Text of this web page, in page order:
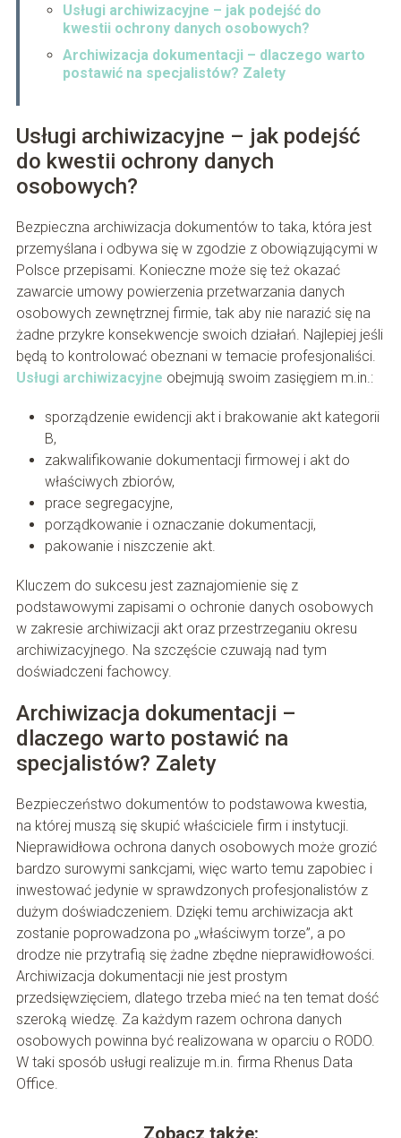
Usługi archiwizacyjne – jak podejść do
kwestii ochrony danych osobowych?
Archiwizacja dokumentacji – dlaczego warto
postawić na specjalistów? Zalety
Usługi archiwizacyjne – jak podejść
do kwestii ochrony danych
osobowych?
Bezpieczna archiwizacja dokumentów to taka, która jest
przemyślana i odbywa się w zgodzie z obowiązującymi w
Polsce przepisami. Konieczne może się też okazać
zawarcie umowy powierzenia przetwarzania danych
osobowych zewnętrznej firmie, tak aby nie narazić się na
żadne przykre konsekwencje swoich działań. Najlepiej jeśli
będą to kontrolować obeznani w temacie profesjonaliści.
Usługi archiwizacyjne obejmują swoim zasięgiem m.in.:
sporządzenie ewidencji akt i brakowanie akt kategorii
B,
zakwalifikowanie dokumentacji firmowej i akt do
właściwych zbiorów,
prace segregacyjne,
porządkowanie i oznaczanie dokumentacji,
pakowanie i niszczenie akt.
Kluczem do sukcesu jest zaznajomienie się z
podstawowymi zapisami o ochronie danych osobowych
w zakresie archiwizacji akt oraz przestrzeganiu okresu
archiwizacyjnego. Na szczęście czuwają nad tym
doświadczeni fachowcy.
Archiwizacja dokumentacji –
dlaczego warto postawić na
specjalistów? Zalety
Bezpieczeństwo dokumentów to podstawowa kwestia,
na której muszą się skupić właściciele firm i instytucji.
Nieprawidłowa ochrona danych osobowych może grozić
bardzo surowymi sankcjami, więc warto temu zapobiec i
inwestować jedynie w sprawdzonych profesjonalistów z
dużym doświadczeniem. Dzięki temu archiwizacja akt
zostanie poprowadzona po „właściwym torze”, a po
drodze nie przytrafią się żadne zbędne nieprawidłowości.
Archiwizacja dokumentacji nie jest prostym
przedsięwzięciem, dlatego trzeba mieć na ten temat dość
szeroką wiedzę. Za każdym razem ochrona danych
osobowych powinna być realizowana w oparciu o RODO.
W taki sposób usługi realizuje m.in. firma Rhenus Data
Office.
Zobacz także: